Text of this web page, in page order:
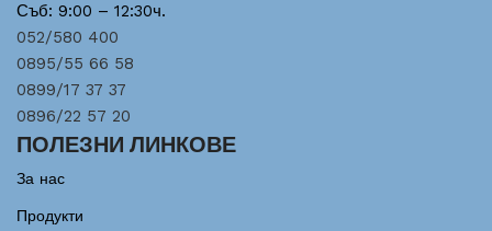
Съб: 9:00 – 12:30ч.
052/580 400
0895/55 66 58
0899/17 37 37
0896/22 57 20
ПОЛЕЗНИ ЛИНКОВЕ
За нас
Продукти